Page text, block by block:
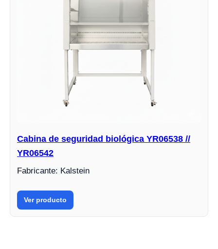
Cabina de seguridad biológica YR06538 //
YR06542
Fabricante: Kalstein
Ver producto